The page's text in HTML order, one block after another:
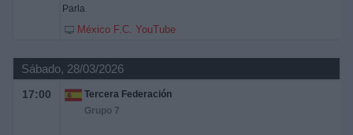
Parla
México F.C. YouTube
Sábado, 28/03/2026
17:00
Tercera Federación
Grupo 7